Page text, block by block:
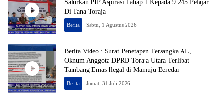
Salurkan PIP Aspirasi Tahap 1 Kepada 9.245 Pelajar
Di Tana Toraja
Berita Sabtu, 1 Agustus 2026
Berita Video : Surat Penetapan Tersangka AL,
Oknum Anggota DPRD Toraja Utara Terlibat
Tambang Emas Ilegal di Mamuju Beredar
Berita Jumat, 31 Juli 2026